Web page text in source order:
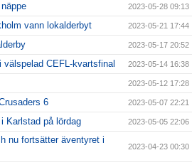
2023-05-28 09:13
vann lokalderbyt 2023-05-21 17:44
2023-05-17 20:52
CEFL-kvartsfinal 2023-05-14 16:38
2023-05-12 17:28
6 2023-05-07 22:21
Karlstad på lördag 2023-05-05 22:06
nu fortsätter äventyret i
2023-04-23 00:30